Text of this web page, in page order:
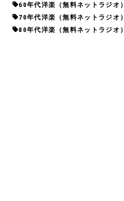
60年代洋楽（無料ネットラジオ）
70年代洋楽（無料ネットラジオ）
80年代洋楽（無料ネットラジオ）